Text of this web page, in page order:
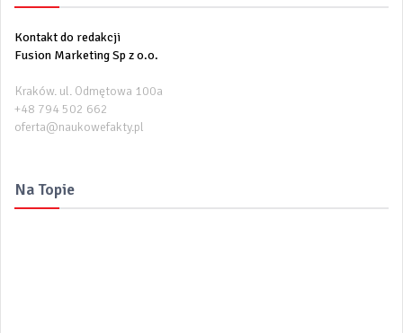
Kontakt do redakcji
Fusion Marketing Sp z o.o.
Kraków. ul. Odmętowa 100a
+48 794 502 662
oferta@naukowefakty.pl
Na Topie